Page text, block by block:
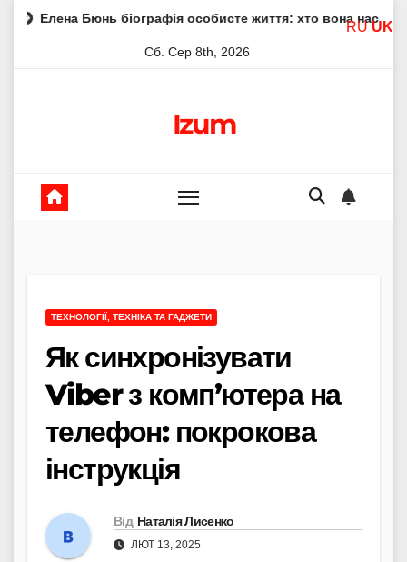
Skipбіографія особисте життя: хто вона насправді
Сб. Сер 8th, 2026
Izum
ТЕХНОЛОГІЇ, ТЕХНІКА ТА ГАДЖЕТИ
Як синхронізувати
Viber з комп’ютера на
телефон: покрокова
інструкція
Від Наталія Лисенко
ЛЮТ 13, 2025
RU UK